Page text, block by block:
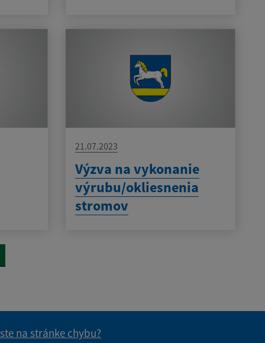
21.07.2023
Výzva na vykonanie
výrubu/okliesnenia
stromov
na stránke chybu?